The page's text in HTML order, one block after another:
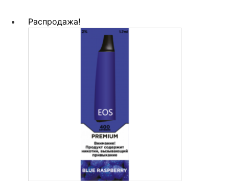
составляла
570,00 ₽.
Распродажа!